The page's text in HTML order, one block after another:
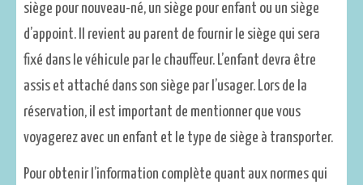
siège pour nouveau-né, un siège pour enfant ou un siège
d’appoint. Il revient au parent de fournir le siège qui sera
fixé dans le véhicule par le chauffeur. L’enfant devra être
assis et attaché dans son siège par l’usager. Lors de la
réservation, il est important de mentionner que vous
voyagerez avec un enfant et le type de siège à transporter.
Pour obtenir l’information complète quant aux normes qui